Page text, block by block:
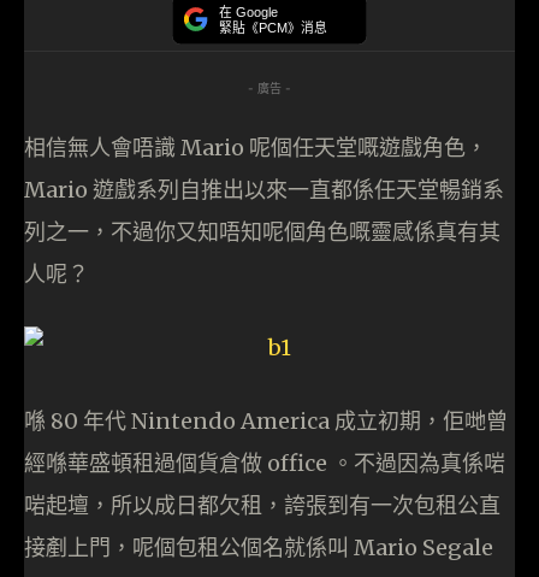
在 Google
緊貼《PCM》消息
- 廣告 -
相信無人會唔識 Mario 呢個任天堂嘅遊戲角色，
Mario 遊戲系列自推出以來一直都係任天堂暢銷系
列之一，不過你又知唔知呢個角色嘅靈感係真有其
人呢？
喺 80 年代 Nintendo America 成立初期，佢哋曾
經喺華盛頓租過個貨倉做 office 。不過因為真係啱
啱起壇，所以成日都欠租，誇張到有一次包租公直
接剷上門，呢個包租公個名就係叫 Mario Segale